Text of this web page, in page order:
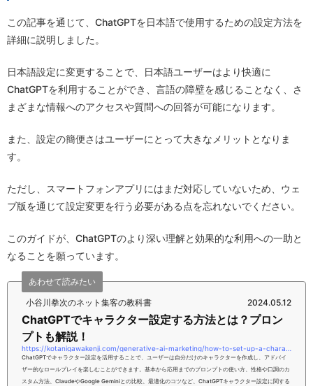
この記事を通じて、ChatGPTを日本語で使用するための設定方法を
詳細に説明しました。
日本語設定に変更することで、日本語ユーザーはより快適に
ChatGPTを利用することができ、言語の障壁を感じることなく、さ
まざまな情報へのアクセスや質問への回答が可能になります。
また、設定の簡便さはユーザーにとって大きなメリットとなりま
す。
ただし、スマートフォンアプリにはまだ対応していないため、ウェ
ブ版を通じて設定変更を行う必要がある点を忘れないでください。
このガイドが、ChatGPTのより深い理解と効果的な利用への一助と
なることを願っています。
小谷川拳次のネット集客の教科書
あわせて読みたい
2024.05.12
ChatGPTでキャラクター設定する方法とは？プロン
プトも解説！
https://kotanigawakenji.com/generative-ai-marketing/how-to-set-up-a-character-in-chatgpt-also-explains-the-prompt
ChatGPTでキャラクター設定を活用することで、ユーザーは自分だけのキャラクターを作成し、アドバイ
ザー的なロールプレイを楽しむことができます。基本から応用までのプロンプトの使い方、性格や口調のカ
スタム方法、ClaudeやGoogle Geminiとの比較、最適化のコツなど、ChatGPTキャラクター設定に関する